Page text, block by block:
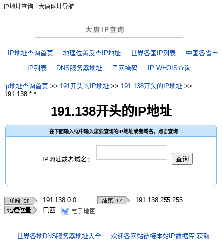
大唐网址导航
IP地址查询
IP地址查询首页 地理位置反查IP地址 世界各国IP列表
中国各省市
IP列表
DNS服务器地址 子网掩码 IP WHOIS查询
ip地址查询首页>> 191开头的IP地址>> 191.138开头的IP地址>>
191.138.*.*
191.138开头的IP地址
在下面输入框中输入您要查询的IP地址或者域名，点击查询
IP地址或者域名：
191.138.0.0
191.138.255.255
巴西
世界各地DNS服务器地址大全
欢迎各网站链接本站IP数据库,获取